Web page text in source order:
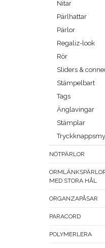
Nitar
Pärlhattar
Pärlor
Regaliz-look
Rör
Sliders &
Stämpelbart
Tags
Änglavingar
Stämplar
NÖTPÄRLOR
MED STORA HÅL
ORGANZAPÅSAR
PARACORD
POLYMERLERA